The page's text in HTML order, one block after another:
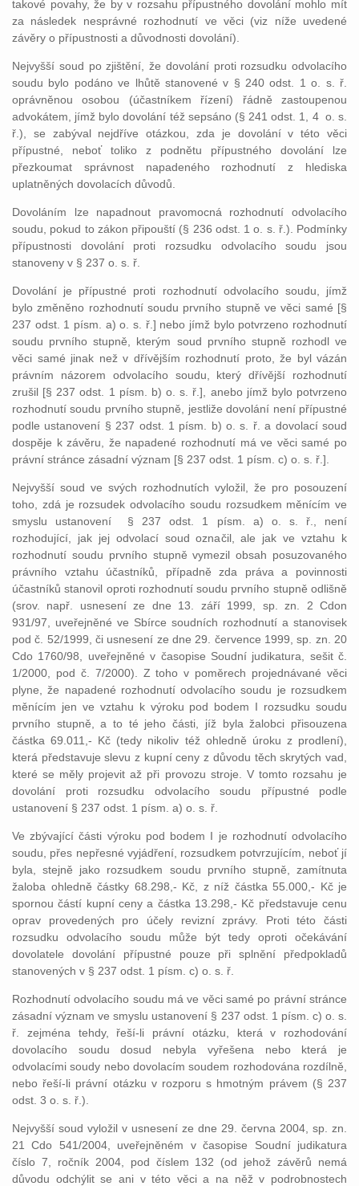
takové povahy, že by v rozsahu přípustného dovolání mohlo mít
za následek nesprávné rozhodnutí ve věci (viz níže uvedené
závěry o přípustnosti a důvodnosti dovolání).
Nejvyšší soud po zjištění, že dovolání proti rozsudku odvolacího
soudu bylo podáno ve lhůtě stanovené v § 240 odst. 1 o. s. ř.
oprávněnou osobou (účastníkem řízení) řádně zastoupenou
advokátem, jímž bylo dovolání též sepsáno (§ 241 odst. 1, 4 o. s.
ř.), se zabýval nejdříve otázkou, zda je dovolání v této věci
přípustné, neboť toliko z podnětu přípustného dovolání lze
přezkoumat správnost napadeného rozhodnutí z hlediska
uplatněných dovolacích důvodů.
Dovoláním lze napadnout pravomocná rozhodnutí odvolacího
soudu, pokud to zákon připouští (§ 236 odst. 1 o. s. ř.). Podmínky
přípustnosti dovolání proti rozsudku odvolacího soudu jsou
stanoveny v § 237 o. s. ř.
Dovolání je přípustné proti rozhodnutí odvolacího soudu, jímž
bylo změněno rozhodnutí soudu prvního stupně ve věci samé [§
237 odst. 1 písm. a) o. s. ř.] nebo jímž bylo potvrzeno rozhodnutí
soudu prvního stupně, kterým soud prvního stupně rozhodl ve
věci samé jinak než v dřívějším rozhodnutí proto, že byl vázán
právním názorem odvolacího soudu, který dřívější rozhodnutí
zrušil [§ 237 odst. 1 písm. b) o. s. ř.], anebo jímž bylo potvrzeno
rozhodnutí soudu prvního stupně, jestliže dovolání není přípustné
podle ustanovení § 237 odst. 1 písm. b) o. s. ř. a dovolací soud
dospěje k závěru, že napadené rozhodnutí má ve věci samé po
právní stránce zásadní význam [§ 237 odst. 1 písm. c) o. s. ř.].
Nejvyšší soud ve svých rozhodnutích vyložil, že pro posouzení
toho, zdá je rozsudek odvolacího soudu rozsudkem měnícím ve
smyslu ustanovení § 237 odst. 1 písm. a) o. s. ř., není
rozhodující, jak jej odvolací soud označil, ale jak ve vztahu k
rozhodnutí soudu prvního stupně vymezil obsah posuzovaného
právního vztahu účastníků, případně zda práva a povinnosti
účastníků stanovil oproti rozhodnutí soudu prvního stupně odlišně
(srov. např. usnesení ze dne 13. září 1999, sp. zn. 2 Cdon
931/97, uveřejněné ve Sbírce soudních rozhodnutí a stanovisek
pod č. 52/1999, či usnesení ze dne 29. července 1999, sp. zn. 20
Cdo 1760/98, uveřejněné v časopise Soudní judikatura, sešit č.
1/2000, pod č. 7/2000). Z toho v poměrech projednávané věci
plyne, že napadené rozhodnutí odvolacího soudu je rozsudkem
měnícím jen ve vztahu k výroku pod bodem I rozsudku soudu
prvního stupně, a to té jeho části, jíž byla žalobci přisouzena
částka 69.011,- Kč (tedy nikoliv též ohledně úroku z prodlení),
která představuje slevu z kupní ceny z důvodu těch skrytých vad,
které se měly projevit až při provozu stroje. V tomto rozsahu je
dovolání proti rozsudku odvolacího soudu přípustné podle
ustanovení § 237 odst. 1 písm. a) o. s. ř.
Ve zbývající části výroku pod bodem I je rozhodnutí odvolacího
soudu, přes nepřesné vyjádření, rozsudkem potvrzujícím, neboť jí
byla, stejně jako rozsudkem soudu prvního stupně, zamítnuta
žaloba ohledně částky 68.298,- Kč, z níž částka 55.000,- Kč je
spornou částí kupní ceny a částka 13.298,- Kč představuje cenu
oprav provedených pro účely revizní zprávy. Proti této části
rozsudku odvolacího soudu může být tedy oproti očekávání
dovolatele dovolání přípustné pouze při splnění předpokladů
stanovených v § 237 odst. 1 písm. c) o. s. ř.
Rozhodnutí odvolacího soudu má ve věci samé po právní stránce
zásadní význam ve smyslu ustanovení § 237 odst. 1 písm. c) o. s.
ř. zejména tehdy, řeší-li právní otázku, která v rozhodování
dovolacího soudu dosud nebyla vyřešena nebo která je
odvolacími soudy nebo dovolacím soudem rozhodována rozdílně,
nebo řeší-li právní otázku v rozporu s hmotným právem (§ 237
odst. 3 o. s. ř.).
Nejvyšší soud vyložil v usnesení ze dne 29. června 2004, sp. zn.
21 Cdo 541/2004, uveřejněném v časopise Soudní judikatura
číslo 7, ročník 2004, pod číslem 132 (od jehož závěrů nemá
důvodu odchýlit se ani v této věci a na něž v podrobnostech